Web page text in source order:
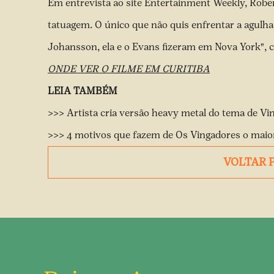
Em entrevista ao site Entertainment Weekly,
tatuagem. O único que não quis enfrentar a
Johansson, ela e o Evans fizeram em Nova
ONDE VER O FILME EM CURITIBA
LEIA TAMBÉM
>>> Artista cria versão heavy metal do tema de
>>> 4 motivos que fazem de Os Vingadores o
VOLTAR